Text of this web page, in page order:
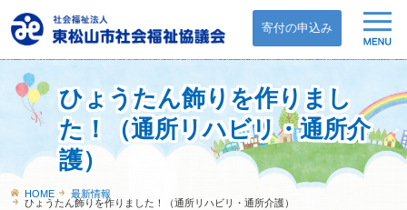
寄付の申込み
ひょうたん飾りを作りまし
た！（通所リハビリ・通所介
護）
HOME
最新情報
ひょうたん飾りを作りました！（通所リハビリ・通所介護）